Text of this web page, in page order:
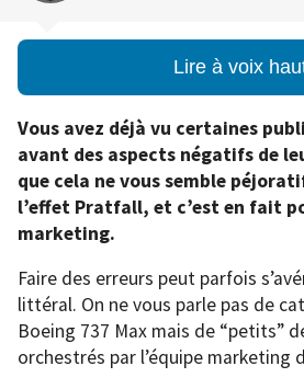
Lire à voix
Vous avez déjà vu certaines
avant des aspects négatifs de
que cela ne vous semble
l’effet Pratfall, et c’est en fait
marketing.
Faire des erreurs peut parfois
littéral. On ne vous parle pas de
Boeing 737 Max mais de “petits”
orchestrés par l’équipe marketing